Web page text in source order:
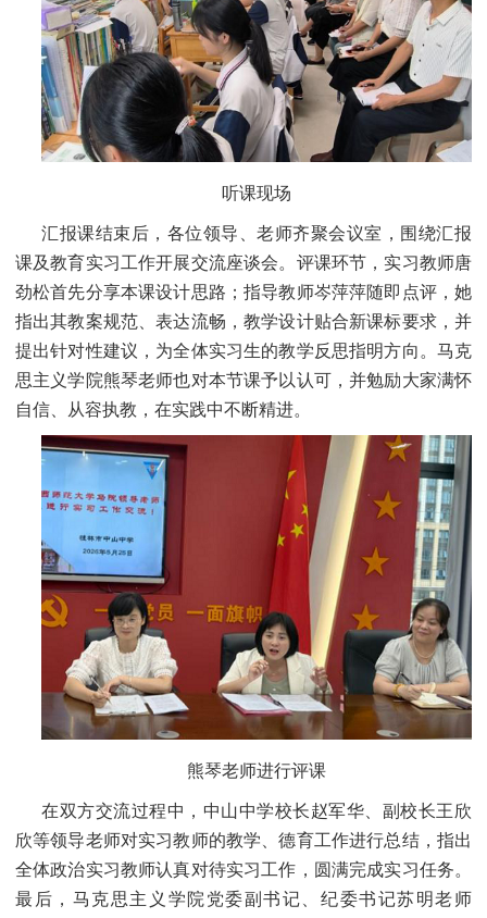
听课现场
汇报课结束后，各位领导、老师齐聚会议室，围绕汇报
课及教育实习工作开展交流座谈会。评课环节，实习教师唐
劲松首先分享本课设计思路；指导教师岑萍萍随即点评，她
指出其教案规范、表达流畅，教学设计贴合新课标要求，并
提出针对性建议，为全体实习生的教学反思指明方向。马克
思主义学院熊琴老师也对本节课予以认可，并勉励大家满怀
自信、从容执教，在实践中不断精进。
熊琴老师进行评课
在双方交流过程中，中山中学校长赵军华、副校长王欣
欣等领导老师对实习教师的教学、德育工作进行总结，指出
全体政治实习教师认真对待实习工作，圆满完成实习任务。
最后，马克思主义学院党委副书记、纪委书记苏明老师